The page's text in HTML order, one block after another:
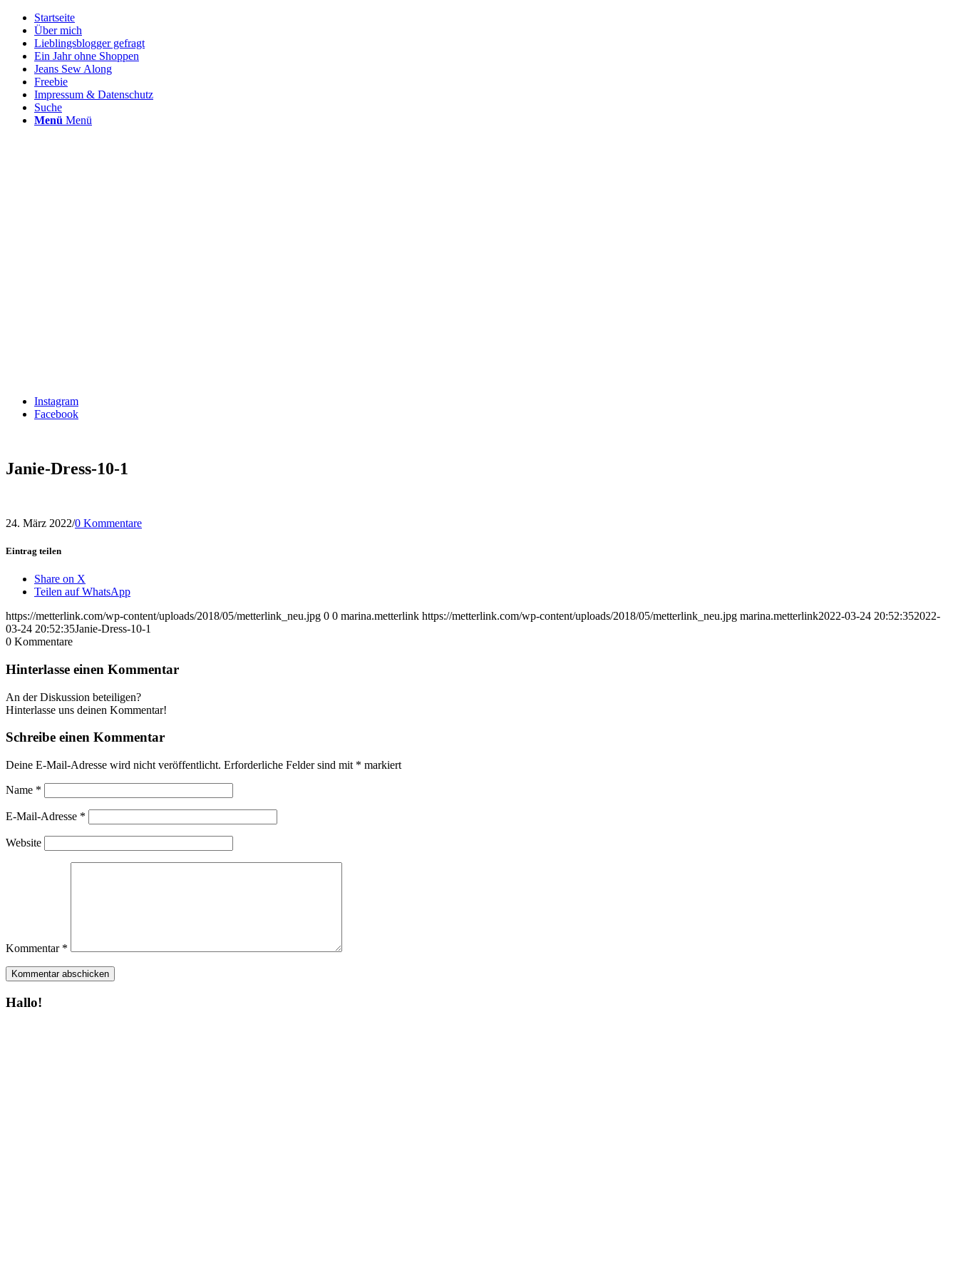
Startseite
Über mich
Lieblingsblogger gefragt
Ein Jahr ohne Shoppen
Jeans Sew Along
Freebie
Impressum & Datenschutz
Suche
Menü Menü
Instagram
Facebook
Janie-Dress-10-1
24. März 2022/0 Kommentare
Eintrag teilen
Share on X
Teilen auf WhatsApp
https://metterlink.com/wp-content/uploads/2018/05/metterlink_neu.jpg 0 0 marina.metterlink https://metterlink.com/wp-content/uploads/2018/05/metterlink_neu.jpg marina.metterlink2022-03-24 20:52:352022-
03-24 20:52:35Janie-Dress-10-1
0 Kommentare
Hinterlasse einen Kommentar
An der Diskussion beteiligen?
Hinterlasse uns deinen Kommentar!
Schreibe einen Kommentar
Deine E-Mail-Adresse wird nicht veröffentlicht. Erforderliche Felder sind mit * markiert
Name *
E-Mail-Adresse *
Website
Kommentar *
Hallo!